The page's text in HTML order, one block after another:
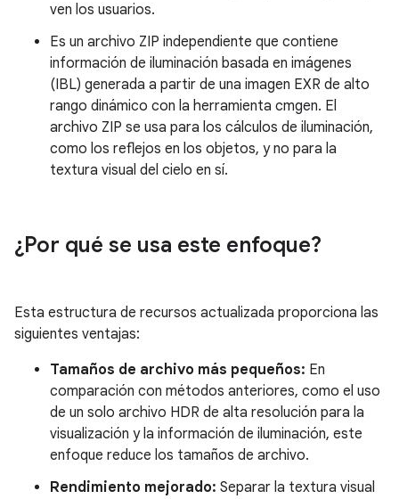
ven los usuarios.
Es un archivo ZIP independiente que contiene
información de iluminación basada en imágenes
(IBL) generada a partir de una imagen EXR de alto
rango dinámico con la herramienta cmgen. El
archivo ZIP se usa para los cálculos de iluminación,
como los reflejos en los objetos, y no para la
textura visual del cielo en sí.
¿Por qué se usa este enfoque?
Esta estructura de recursos actualizada proporciona las
siguientes ventajas:
Tamaños de archivo más pequeños: En
comparación con métodos anteriores, como el uso
de un solo archivo HDR de alta resolución para la
visualización y la información de iluminación, este
enfoque reduce los tamaños de archivo.
Rendimiento mejorado: Separar la textura visual